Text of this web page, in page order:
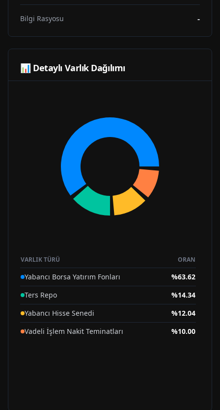
Bilgi Rasyosu -
📊 Detaylı Varlık Dağılımı
VARLIK TÜRÜ ORAN
Yabancı Borsa Yatırım Fonları %63.62
Ters Repo
%14.34
Yabancı Hisse Senedi
%12.04
Vadeli İşlem Nakit Teminatları
%10.00